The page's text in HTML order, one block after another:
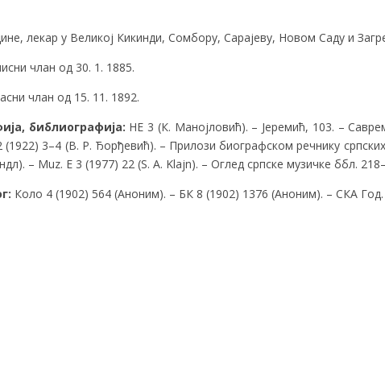
лекар у Великој Кикинди, Сомбору, Сарајеву, Новом Саду и
члан од 30. 1. 1885.
члан од 15. 11. 1892.
библиографија: НЕ 3 (К. Манојловић). – Јеремић, 103. –
(1922) 3–4 (В. Р. Ђорђевић). – Прилози биографском речнику
– Muz. E 3 (1977) 22 (S. A. Klajn). – Оглед српске музичке ббл.
Коло 4 (1902) 564 (Аноним). – БК 8 (1902) 1376 (Аноним). – СКА